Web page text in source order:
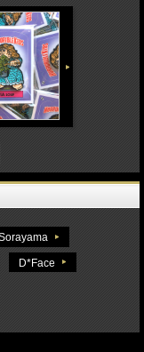
D*Face